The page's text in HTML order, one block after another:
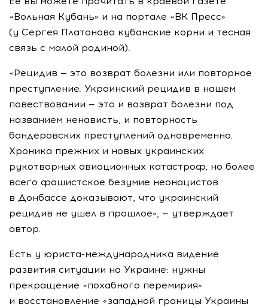
«Вольная Кубань» и на портале «ВК Пресс»
(у Сергея Платонова кубанские корни и тесная
связь с малой родиной).
«Рецидив — это возврат болезни или повторное
преступление. Украинский рецидив в нашем
повествовании — это и возврат болезни под
названием ненависть, и повторность
бандеровских преступлений одновременно.
Хроника прежних и новых украинских
рукотворных авиационных катастроф, но более
всего фашистское безумие неонацистов
в Донбассе доказывают, что украинский
рецидив не ушел в прошлое», — утверждает
автор.
Есть у юриста-международника видение
развития ситуации на Украине: нужны
прекращение «похабного перемирия»
и восстановление «западной границы Украины